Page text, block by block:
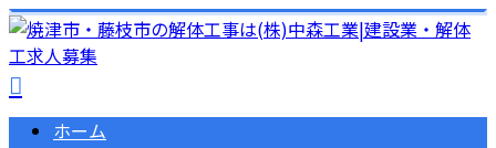
ホーム